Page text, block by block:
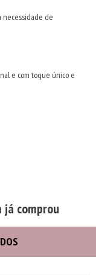
necessidade de
e com toque único e
já comprou